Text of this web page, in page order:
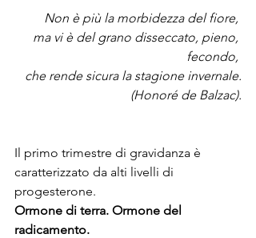
Non è più la morbidezza del fiore,
ma vi è del grano disseccato, pieno,
fecondo,
che rende sicura la stagione invernale.
(Honoré de Balzac).
Il primo trimestre di gravidanza è
caratterizzato da alti livelli di
progesterone.
Ormone di terra. Ormone del
radicamento.